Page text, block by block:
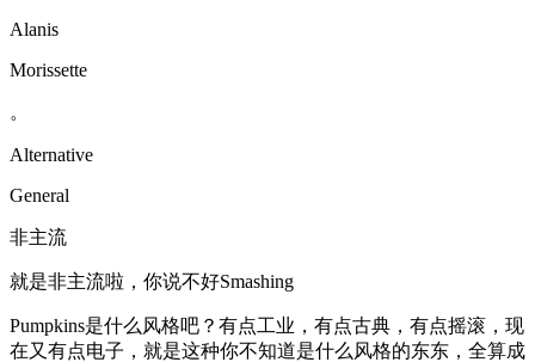
Alanis
Morissette
。
Alternative
General
非主流
就是非主流啦，你说不好Smashing
Pumpkins是什么风格吧？有点工业，有点古典，有点摇滚，现
在又有点电子，就是这种你不知道是什么风格的东东，全算成